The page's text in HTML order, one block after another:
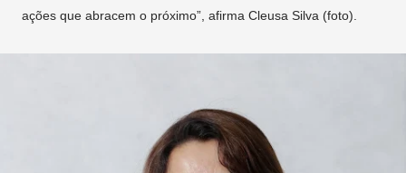
ações que abracem o próximo”, afirma Cleusa Silva (foto).